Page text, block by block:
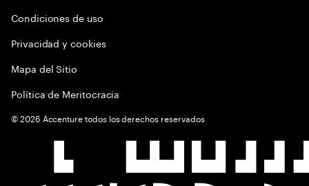
Condiciones de uso
Privacidad y cookies
Mapa del Sitio
Política de Meritocracia
©2026 Accenture todos los derechos reservados